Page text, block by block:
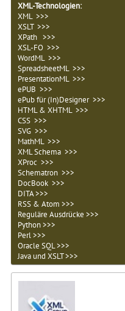
XML-Technologien:
XML >>>
XSLT >>>
XPath >>>
XSL-FO >>>
WordML >>>
SpreadsheetML >>>
PresentationML >>>
ePUB >>>
ePub für (In)Designer >>>
HTML & XHTML >>>
CSS >>>
SVG >>>
MathML >>>
XML Schema >>>
XProc >>>
Schematron >>>
DocBook >>>
DITA >>>
RSS & Atom >>>
Reguläre Ausdrücke >>>
Python >>>
Perl >>>
Oracle SQL >>>
Java und XSLT >>>